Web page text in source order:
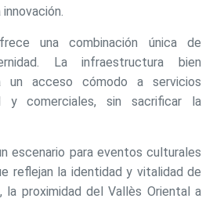
una combinación única de
La infraestructura bien
un acceso cómodo a servicios
y comerciales, sin sacrificar la
escenario para eventos culturales
reflejan la identidad y vitalidad de
la proximidad del Vallès Oriental a